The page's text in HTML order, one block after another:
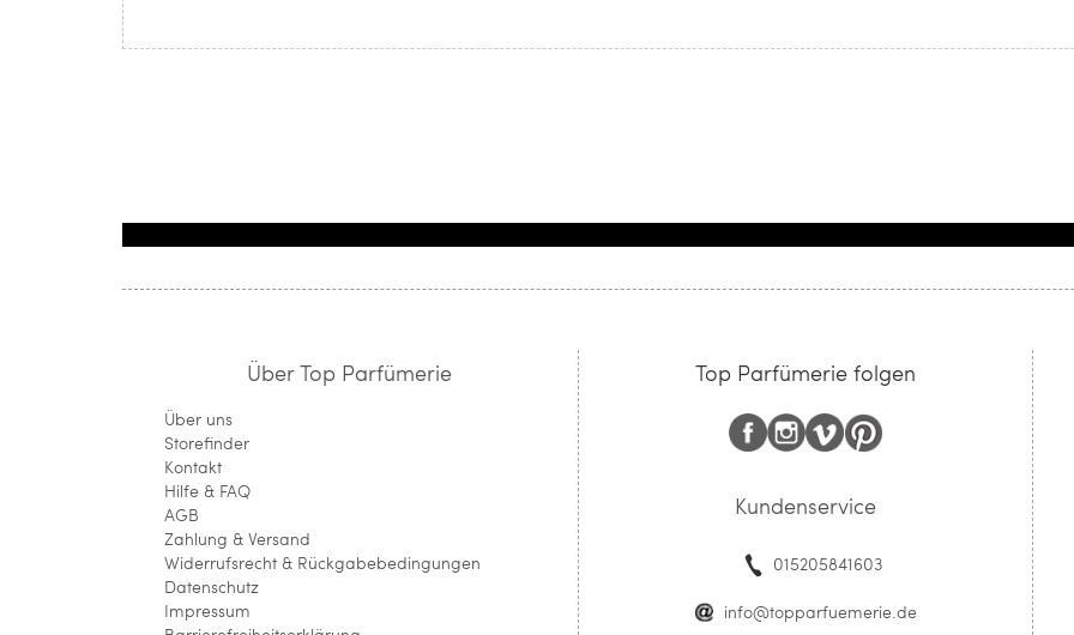
Über Top Parfümerie
Über uns
Storefinder
Kontakt
Hilfe & FAQ
AGB
Zahlung & Versand
Widerrufsrecht & Rückgabebedingungen
Datenschutz
Impressum
Top Parfümerie folgen
Kundenservice
015205841603
info@topparfuemerie.de